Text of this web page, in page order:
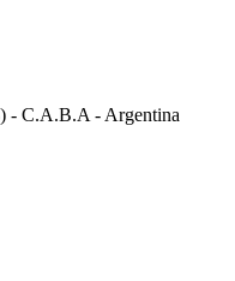
- C.A.B.A - Argentina